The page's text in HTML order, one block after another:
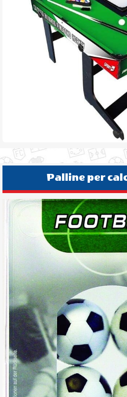
Palline per